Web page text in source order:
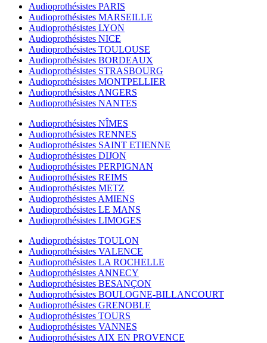
Audioprothésistes PARIS
Audioprothésistes MARSEILLE
Audioprothésistes LYON
Audioprothésistes NICE
Audioprothésistes TOULOUSE
Audioprothésistes BORDEAUX
Audioprothésistes STRASBOURG
Audioprothésistes MONTPELLIER
Audioprothésistes ANGERS
Audioprothésistes NANTES
Audioprothésistes NÎMES
Audioprothésistes RENNES
Audioprothésistes SAINT ETIENNE
Audioprothésistes DIJON
Audioprothésistes PERPIGNAN
Audioprothésistes REIMS
Audioprothésistes METZ
Audioprothésistes AMIENS
Audioprothésistes LE MANS
Audioprothésistes LIMOGES
Audioprothésistes TOULON
Audioprothésistes VALENCE
Audioprothésistes LA ROCHELLE
Audioprothésistes ANNECY
Audioprothésistes BESANÇON
Audioprothésistes BOULOGNE-BILLANCOURT
Audioprothésistes GRENOBLE
Audioprothésistes TOURS
Audioprothésistes VANNES
Audioprothésistes AIX EN PROVENCE